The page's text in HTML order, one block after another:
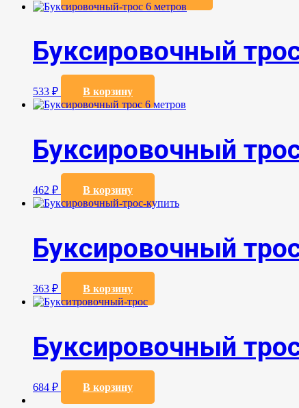
Буксировочный
533 ₽ В корзину
Буксировочный
462 ₽ В корзину
Буксировочный
363 ₽ В корзину
Буксировочный
684 ₽ В корзину